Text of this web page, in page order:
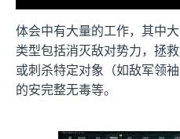
体会中有大量的工作，其中
类型包括消灭敌对势力，拯
或刺杀特定对象（如敌军领
的安完整无毒等。